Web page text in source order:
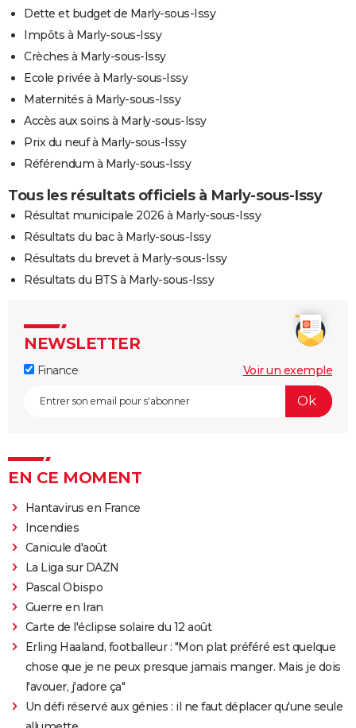
Dette et budget de Marly-sous-Issy
Impôts à Marly-sous-Issy
Crèches à Marly-sous-Issy
Ecole privée à Marly-sous-Issy
Maternités à Marly-sous-Issy
Accès aux soins à Marly-sous-Issy
Prix du neuf à Marly-sous-Issy
Référendum à Marly-sous-Issy
Tous les résultats officiels à Marly-sous-Issy
Résultat municipale 2026 à Marly-sous-Issy
Résultats du bac à Marly-sous-Issy
Résultats du brevet à Marly-sous-Issy
Résultats du BTS à Marly-sous-Issy
NEWSLETTER
Finance Voir un exemple
EN CE MOMENT
Hantavirus en France
Incendies
Canicule d'août
La Liga sur DAZN
Pascal Obispo
Guerre en Iran
Carte de l'éclipse solaire du 12 août
Erling Haaland, footballeur : "Mon plat préféré est quelque
chose que je ne peux presque jamais manger. Mais je dois
l'avouer, j'adore ça"
Un défi réservé aux génies : il ne faut déplacer qu'une seule